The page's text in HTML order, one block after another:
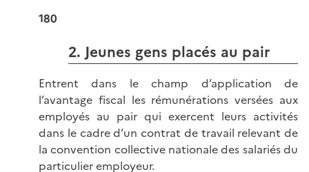
180
2. Jeunes gens placés au pair
Entrent dans le champ d’application de
l’avantage fiscal les rémunérations versées aux
employés au pair qui exercent leurs activités
dans le cadre d’un contrat de travail relevant de
la convention collective nationale des salariés du
particulier employeur.